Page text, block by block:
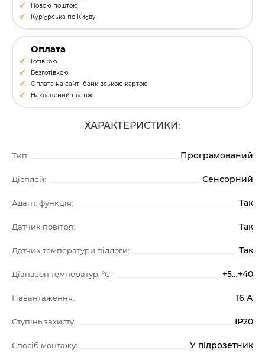
Новою поштою
Кур'єрська по Києву
Оплата
Готівкою
Безготівкою
Оплата на сайті банківською картою
Накладений платіж
ХАРАКТЕРИСТИКИ:
Тип: Програмований
Дісплей: Сенсорний
Адапт. функція: Так
Датчик повітря: Так
Датчик температури підлоги: Так
Діапазон температур, °C: +5…+40
Навантаження: 16 А
Ступінь захисту: ІР20
Спосіб монтажу: У підрозетник